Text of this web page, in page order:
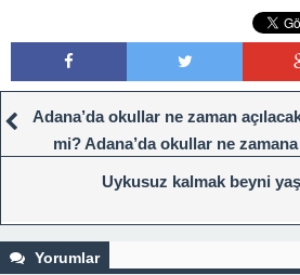
Adana’da okullar ne zaman
mi? Adana’da okullar ne
Uykusuz kalmak beyni
Yorumlar